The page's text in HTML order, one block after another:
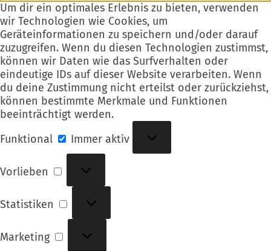
Um dir ein optimales Erlebnis zu bieten, verwenden
wir Technologien wie Cookies, um
Geräteinformationen zu speichern und/oder darauf
zuzugreifen. Wenn du diesen Technologien zustimmst,
können wir Daten wie das Surfverhalten oder
eindeutige IDs auf dieser Website verarbeiten. Wenn
du deine Zustimmung nicht erteilst oder zurückziehst,
können bestimmte Merkmale und Funktionen
beeinträchtigt werden.
Funktional
Immer aktiv
Vorlieben
Vorlieben
Statistiken
Statistiken
Marketing
Marketing